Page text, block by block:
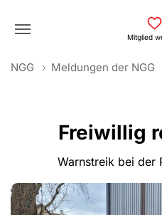
Mitglied
You are here:
NGG Meldungen der NGG
Freiwillig
Warnstreik bei der